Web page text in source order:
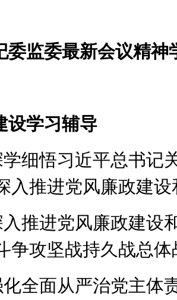
委监委最新会议精神
设学习辅导
学细悟习近平总书记
入推进党风廉政建
入推进党风廉政建设
争攻坚战持久战总体
化全面从严治党主体